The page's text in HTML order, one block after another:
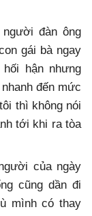
đàn ông
gái bà ngay
hận nhưng
đến mức
thì không nói
tới khi ra tòa
của ngày
cũng dần đi
mình có thay